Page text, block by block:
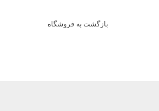
بازگشت به فروشگاه